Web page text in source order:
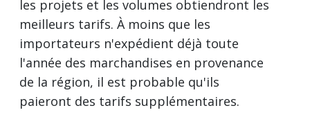
les projets et les volumes obtiendront les
meilleurs tarifs. À moins que les
importateurs n'expédient déjà toute
l'année des marchandises en provenance
de la région, il est probable qu'ils
paieront des tarifs supplémentaires.